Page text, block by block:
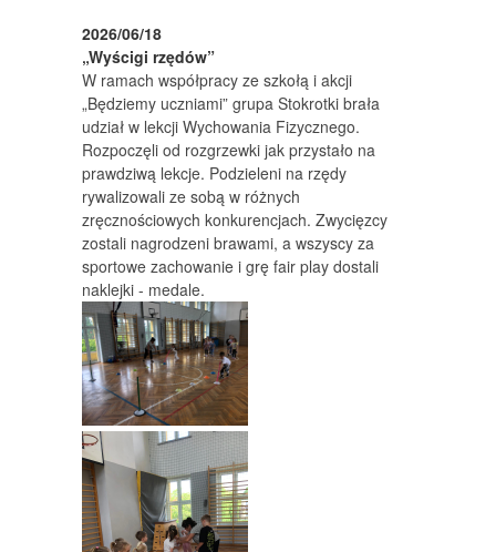
2026/06/18
„Wyścigi rzędów”
W ramach współpracy ze szkołą i akcji
„Będziemy uczniami” grupa Stokrotki brała
udział w lekcji Wychowania Fizycznego.
Rozpoczęli od rozgrzewki jak przystało na
prawdziwą lekcje. Podzieleni na rzędy
rywalizowali ze sobą w różnych
zręcznościowych konkurencjach. Zwycięzcy
zostali nagrodzeni brawami, a wszyscy za
sportowe zachowanie i grę fair play dostali
naklejki - medale.